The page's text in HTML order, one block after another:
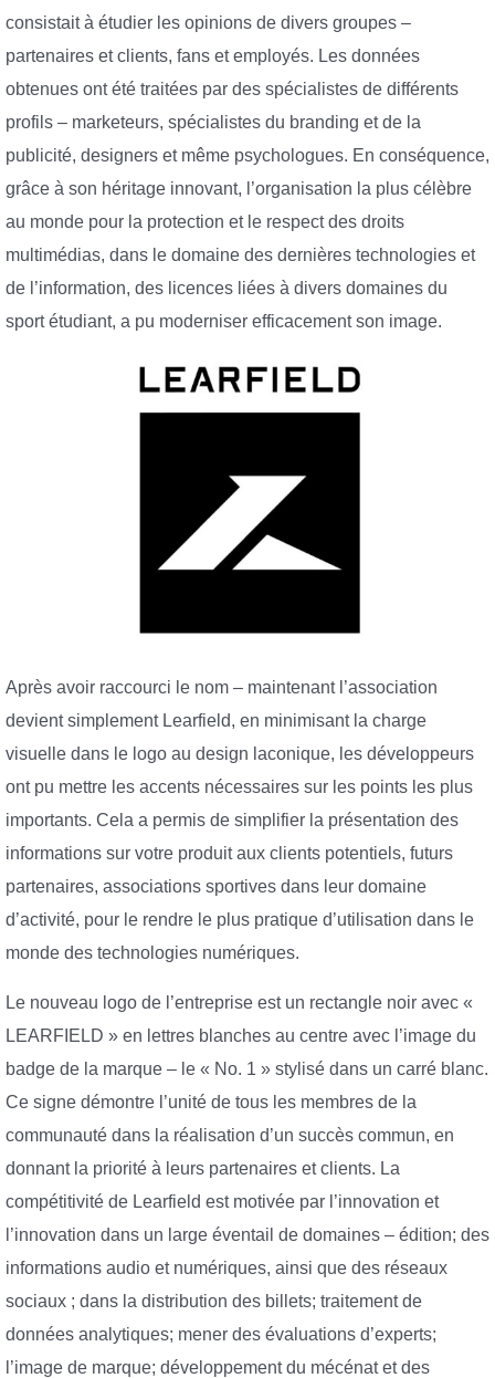
consistait à étudier les opinions de divers groupes –
partenaires et clients, fans et employés. Les données
obtenues ont été traitées par des spécialistes de différents
profils – marketeurs, spécialistes du branding et de la
publicité, designers et même psychologues. En conséquence,
grâce à son héritage innovant, l’organisation la plus célèbre
au monde pour la protection et le respect des droits
multimédias, dans le domaine des dernières technologies et
de l’information, des licences liées à divers domaines du
sport étudiant, a pu moderniser efficacement son image.
Après avoir raccourci le nom – maintenant l’association
devient simplement Learfield, en minimisant la charge
visuelle dans le logo au design laconique, les développeurs
ont pu mettre les accents nécessaires sur les points les plus
importants. Cela a permis de simplifier la présentation des
informations sur votre produit aux clients potentiels, futurs
partenaires, associations sportives dans leur domaine
d’activité, pour le rendre le plus pratique d’utilisation dans le
monde des technologies numériques.
Le nouveau logo de l’entreprise est un rectangle noir avec «
LEARFIELD » en lettres blanches au centre avec l’image du
badge de la marque – le « No. 1 » stylisé dans un carré blanc.
Ce signe démontre l’unité de tous les membres de la
communauté dans la réalisation d’un succès commun, en
donnant la priorité à leurs partenaires et clients. La
compétitivité de Learfield est motivée par l’innovation et
l’innovation dans un large éventail de domaines – édition; des
informations audio et numériques, ainsi que des réseaux
sociaux ; dans la distribution des billets; traitement de
données analytiques; mener des évaluations d’experts;
l’image de marque; développement du mécénat et des